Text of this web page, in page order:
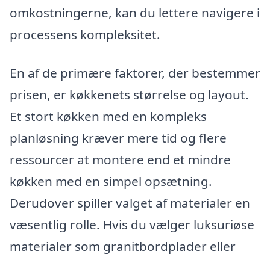
omkostningerne, kan du lettere navigere i
processens kompleksitet.
En af de primære faktorer, der bestemmer
prisen, er køkkenets størrelse og layout.
Et stort køkken med en kompleks
planløsning kræver mere tid og flere
ressourcer at montere end et mindre
køkken med en simpel opsætning.
Derudover spiller valget af materialer en
væsentlig rolle. Hvis du vælger luksuriøse
materialer som granitbordplader eller